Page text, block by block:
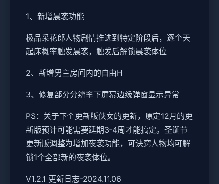
1、新增晨袭功能
极品采花郎人物剧情推进到特定阶段后，逐个天
起床概率触发晨袭，触发后解锁晨袭体位
2、新增男主房间内的自由H
3、修复部分分辨率下屏幕边缘弹窗显示异常
PS：关于下个更新版侠女的更新，原定12月的更
新版预计可能需要延期3-4周才能搞定。圣诞节
更新版调整为增加夜袭功能，可诀窍人物均可解
锁1个全部新的夜袭体位。
V1.2.1 更新日志-2024.11.06